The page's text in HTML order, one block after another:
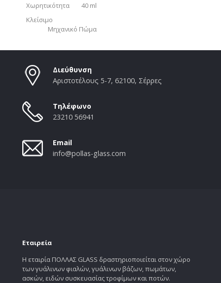
Χωρητικότητα
40 ml
Κλείσιμο
Μηχανικό Πώμα
Διεύθυνση
Αριστοτέλους 5-7, 62100, Σέρρες
Τηλέφωνο
23210 56941
Email
info@pollas-glass.com
Εταιρεία
Η εταιρία ΠΟΛΛΑΣ GLASS δραστηριοποιείται στον χώρο
των γυάλινων φιαλών, γυάλινων βάζων, πωμάτων,
ασκών, ειδών συσκευασίας τροφίμων και ποτών.